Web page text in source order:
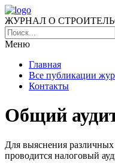
ЖУРНАЛ О
Меню
Главная
Все публикации
Контакты
Общий
Для выяснения
проводится налоговый